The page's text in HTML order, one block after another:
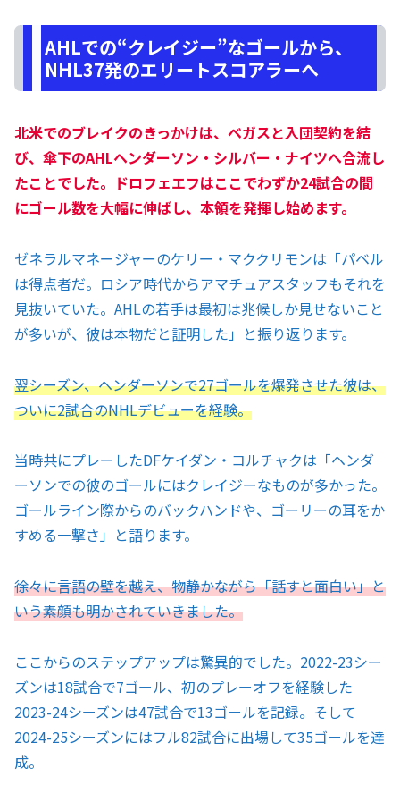
AHLでの“クレイジー”なゴールから、
NHL37発のエリートスコアラーへ
北米でのブレイクのきっかけは、ベガスと入団契約を結
び、傘下のAHLヘンダーソン・シルバー・ナイツへ合流し
たことでした。ドロフェエフはここでわずか24試合の間
にゴール数を大幅に伸ばし、本領を発揮し始めます。
ゼネラルマネージャーのケリー・マククリモンは「パベル
は得点者だ。ロシア時代からアマチュアスタッフもそれを
見抜いていた。AHLの若手は最初は兆候しか見せないこと
が多いが、彼は本物だと証明した」と振り返ります。
翌シーズン、ヘンダーソンで27ゴールを爆発させた彼は、
ついに2試合のNHLデビューを経験。
当時共にプレーしたDFケイダン・コルチャクは「ヘンダ
ーソンでの彼のゴールにはクレイジーなものが多かった。
ゴールライン際からのバックハンドや、ゴーリーの耳をか
すめる一撃さ」と語ります。
徐々に言語の壁を越え、物静かながら「話すと面白い」と
いう素顔も明かされていきました。
ここからのステップアップは驚異的でした。2022-23シー
ズンは18試合で7ゴール、初のプレーオフを経験した
2023-24シーズンは47試合で13ゴールを記録。そして
2024-25シーズンにはフル82試合に出場して35ゴールを達
成。